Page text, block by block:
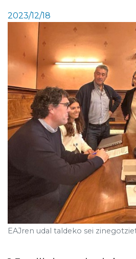
2023/12/18
EAJren udal taldeko sei